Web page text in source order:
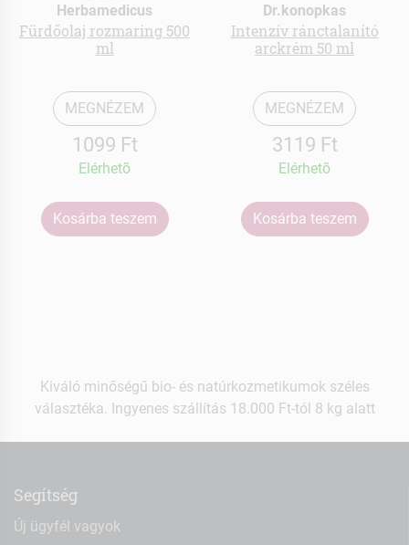
Herbamedicus
Fürdőolaj rozmaring 500
ml
MEGNÉZEM
1099 Ft
Elérhetõ
Kosárba teszem
Dr.konopkas
Intenzív ránctalanító
arckrém 50 ml
MEGNÉZEM
3119 Ft
Elérhetõ
Kosárba teszem
Kiváló minőségű bio- és natúrkozmetikumok széles
választéka. Ingyenes szállítás 18.000 Ft-tól 8 kg alatt
Segítség
Új ügyfél vagyok